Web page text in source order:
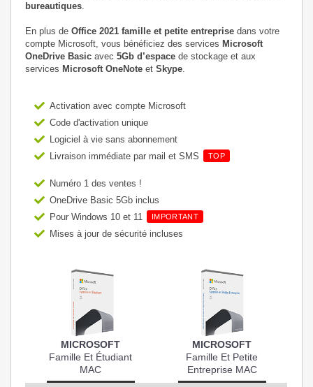
bureautiques.
En plus de Office 2021 famille et petite entreprise dans votre
compte Microsoft, vous bénéficiez des services Microsoft
OneDrive Basic avec 5Gb d’espace de stockage et aux
services Microsoft OneNote et Skype.
Activation avec compte Microsoft
Code d'activation unique
Logiciel à vie sans abonnement
Livraison immédiate par mail et SMS
TOP
Numéro 1 des ventes !
OneDrive Basic 5Gb inclus
Pour Windows 10 et 11
IMPORTANT
Mises à jour de sécurité incluses
MICROSOFT
Famille Et Étudiant
MAC
MICROSOFT
Famille Et Petite
Entreprise MAC